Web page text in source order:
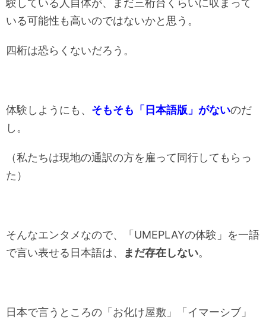
験している人自体が、まだ三桁台くらいに収まって
いる可能性も高いのではないかと思う。
四桁は恐らくないだろう。
体験しようにも、 そもそも「日本語版」がないのだ
し。
（私たちは現地の通訳の方を雇って同行してもらっ
た）
そんなエンタメなので、「UMEPLAYの体験」を一語
で言い表せる日本語は、
まだ存在しない。
日本で言うところの「お化け屋敷」「イマーシブ」